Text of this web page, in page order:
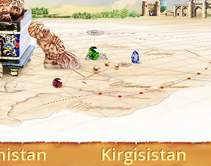
Kirgisistan